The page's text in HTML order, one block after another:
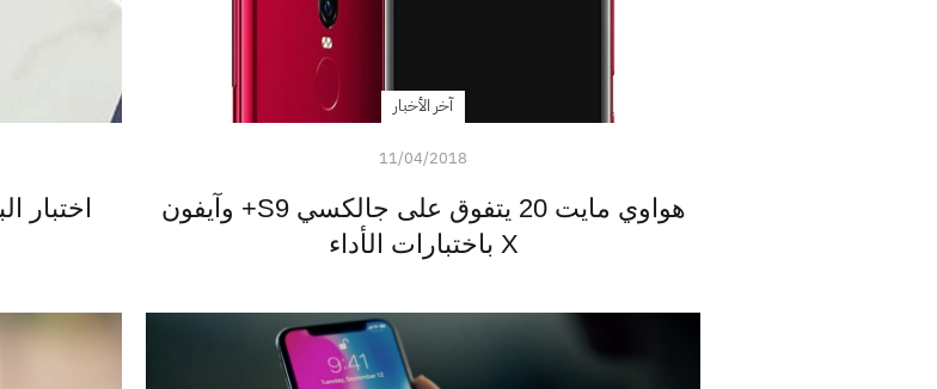
آخر الأخبار
11/04/2018
هواوي مايت 20 يتفوق على جالكسي S9+ وآيفون
X باختبارات الأداء